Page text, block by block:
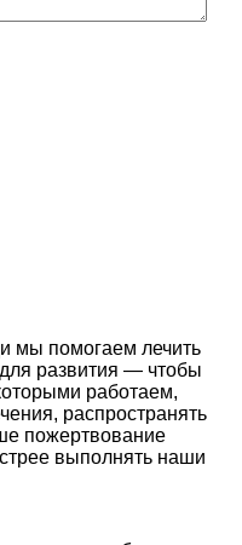
мы помогаем лечить
развития — чтобы
работаем,
распространять
пожертвование
выполнять наши